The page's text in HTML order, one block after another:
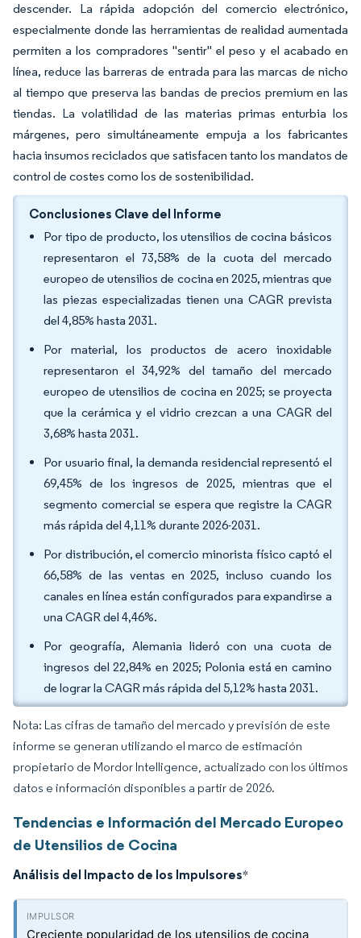
descender. La rápida adopción del comercio electrónico,
especialmente donde las herramientas de realidad aumentada
permiten a los compradores "sentir" el peso y el acabado en
línea, reduce las barreras de entrada para las marcas de nicho
al tiempo que preserva las bandas de precios premium en las
tiendas. La volatilidad de las materias primas enturbia los
márgenes, pero simultáneamente empuja a los fabricantes
hacia insumos reciclados que satisfacen tanto los mandatos de
control de costes como los de sostenibilidad.
Conclusiones Clave del Informe
Por tipo de producto, los utensilios de cocina básicos
representaron el 73,58% de la cuota del mercado
europeo de utensilios de cocina en 2025, mientras que
las piezas especializadas tienen una CAGR prevista
del 4,85% hasta 2031.
Por material, los productos de acero inoxidable
representaron el 34,92% del tamaño del mercado
europeo de utensilios de cocina en 2025; se proyecta
que la cerámica y el vidrio crezcan a una CAGR del
3,68% hasta 2031.
Por usuario final, la demanda residencial representó el
69,45% de los ingresos de 2025, mientras que el
segmento comercial se espera que registre la CAGR
más rápida del 4,11% durante 2026-2031.
Por distribución, el comercio minorista físico captó el
66,58% de las ventas en 2025, incluso cuando los
canales en línea están configurados para expandirse a
una CAGR del 4,46%.
Por geografía, Alemania lideró con una cuota de
ingresos del 22,84% en 2025; Polonia está en camino
de lograr la CAGR más rápida del 5,12% hasta 2031.
Nota: Las cifras de tamaño del mercado y previsión de este
informe se generan utilizando el marco de estimación
propietario de Mordor Intelligence, actualizado con los últimos
datos e información disponibles a partir de 2026.
Tendencias e Información del Mercado Europeo
de Utensilios de Cocina
Análisis del Impacto de los Impulsores*
Creciente popularidad de los utensilios de cocina